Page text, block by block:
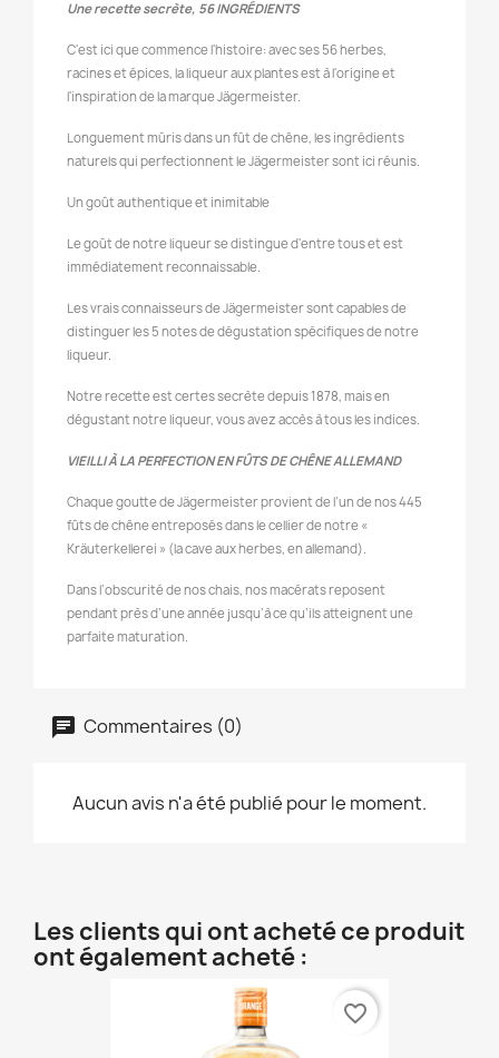
Une recette secrète, 56 INGRÉDIENTS
C'est ici que commence l'histoire: avec ses 56 herbes,
racines et épices, la liqueur aux plantes est à l'origine et
l'inspiration de la marque Jägermeister.
Longuement mûris dans un fût de chêne, les ingrédients
naturels qui perfectionnent le Jägermeister sont ici réunis.
Un goût authentique et inimitable
Le goût de notre liqueur se distingue d'entre tous et est
immédiatement reconnaissable.
Les vrais connaisseurs de Jägermeister sont capables de
distinguer les 5 notes de dégustation spécifiques de notre
liqueur.
Notre recette est certes secrète depuis 1878, mais en
dégustant notre liqueur, vous avez accès à tous les indices.
VIEILLI À LA PERFECTION EN FÛTS DE CHÊNE ALLEMAND
Chaque goutte de Jägermeister provient de l’un de nos 445
fûts de chêne entreposés dans le cellier de notre «
Kräuterkellerei » (la cave aux herbes, en allemand).
Dans l’obscurité de nos chais, nos macérats reposent
pendant près d’une année jusqu’à ce qu’ils atteignent une
parfaite maturation.
Commentaires (0)
Aucun avis n'a été publié pour le moment.
Les clients qui ont acheté ce produit
ont également acheté :
favorite_border